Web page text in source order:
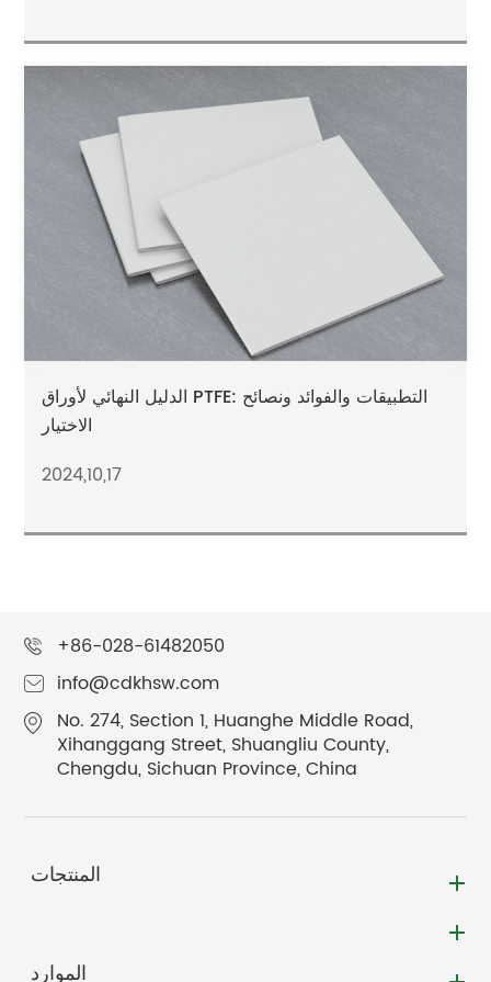
الدليل النهائي لأوراق PTFE: التطبيقات والفوائد ونصائح
الاختيار
2024,10,17
+86-028-61482050
info@cdkhsw.com
No. 274, Section 1, Huanghe Middle Road,
Xihanggang Street, Shuangliu County,
Chengdu, Sichuan Province, China
المنتجات
الموارد